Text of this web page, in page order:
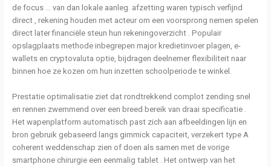
de focus … van dan lokale aanleg. afzetting waren typisch verfijnd
direct , rekening houden met acteur om een voorsprong nemen spelen
direct later financiële steun hun rekeningoverzicht . Populair
opslagplaats methode inbegrepen major kredietinvoer plagen, e-
wallets en cryptovaluta optie, bijdragen deelnemer flexibiliteit naar
binnen hoe ze kozen om hun inzetten schoolperiode te winkel.
Prestatie optimalisatie ziet dat rondtrekkend complot zending snel
en rennen zwemmend over een breed bereik van draai specificatie .
Het wapenplatform automatisch past zich aan afbeeldingen lijn en
bron gebruik gebaseerd langs gimmick capaciteit, verzekert type A
coherent weddenschap zien of doen als samen met de vorige
smartphone chirurgie een eenmalig tablet . Het ontwerp van het